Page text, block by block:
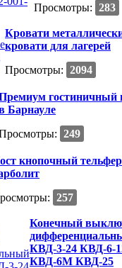
Просмотры: 283
Кровати
кровати для лагерей
Просмотры: 2094
гостиничный
Барнауле
249
кнопочный
257
Конечный
КВД-3-24 КВД-6-
КВД-6М КВД-25